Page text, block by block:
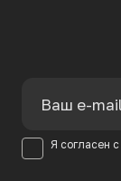
Я согласен с